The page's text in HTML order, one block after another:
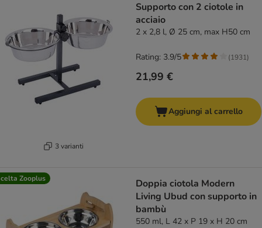
3 varianti
Supporto con 2 ciotole in
acciaio
2 x 2,8 l, Ø 25 cm, max H50 cm
21,99 €
Rating: 3.9/5 (1931)
Aggiungi al carrello
Zooplus
Doppia ciotola Modern
Living Ubud con supporto in
bambù
550 ml, L 42 x P 19 x H 20 cm